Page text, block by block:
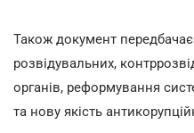
Також документ
розвідувальних,
органів, реформування
та нову якість